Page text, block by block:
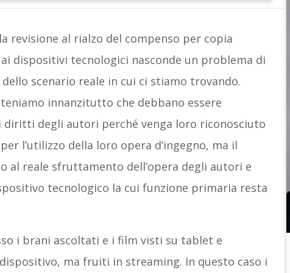
revisione al rialzo del compenso per copia
dispositivi tecnologici nasconde un problema di
scenario reale in cui ci stiamo trovando.
innanzitutto che debbano essere
diritti degli autori perché venga loro riconosciuto
l’utilizzo della loro opera d’ingegno, ma il
al reale sfruttamento dell’opera degli autori e
tecnologico la cui funzione primaria resta
i brani ascoltati e i film visti su tablet e
ma fruiti in streaming. In questo caso i